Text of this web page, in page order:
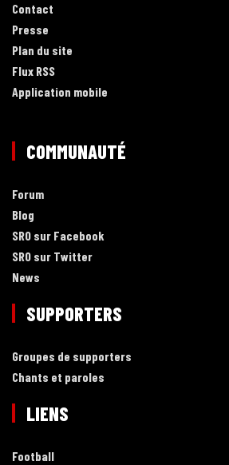
Contact
Presse
Plan du site
Flux RSS
Application mobile
COMMUNAUTÉ
Forum
Blog
SRO sur Facebook
SRO sur Twitter
News
SUPPORTERS
Groupes de supporters
Chants et paroles
LIENS
Football